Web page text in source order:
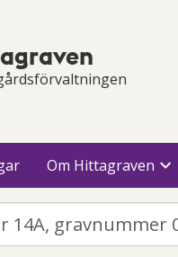
Om Hittagraven